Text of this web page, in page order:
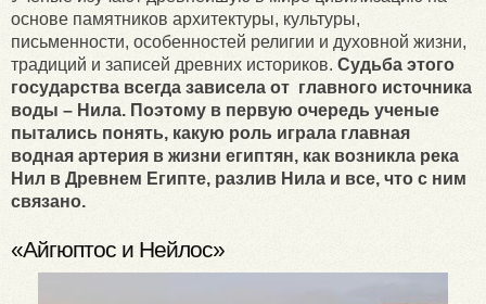
основе памятников архитектуры, культуры,
письменности, особенностей религии и духовной жизни,
традиций и записей древних историков. Судьба этого
государства всегда зависела от главного источника
воды – Нила. Поэтому в первую очередь ученые
пытались понять, какую роль играла главная
водная артерия в жизни египтян, как возникла река
Нил в Древнем Египте, разлив Нила и все, что с ним
связано.
«Айгюптос и Нейлос»